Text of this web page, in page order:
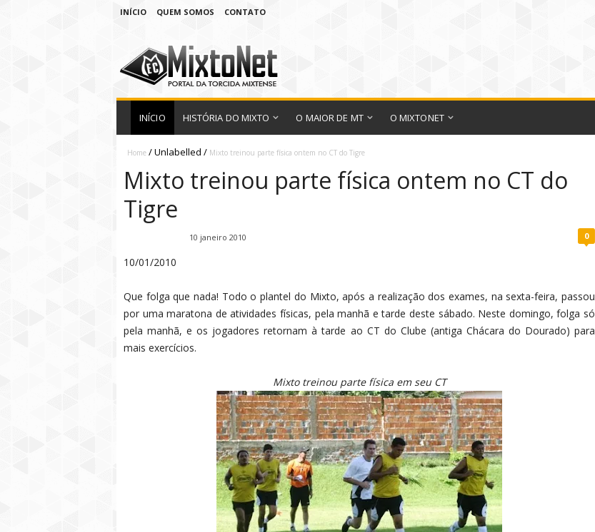
INÍCIO QUEM SOMOS CONTATO
INÍCIO HISTÓRIA DO MIXTO O MAIOR DE MT O MIXTONET
Home /Unlabelled / Mixto treinou parte física ontem no CT do Tigre
Mixto treinou parte física ontem no CT do
Tigre
10 janeiro 2010 0
10/01/2010
Que folga que nada! Todo o plantel do Mixto, após a realização dos exames, na sexta-feira, passou
por uma maratona de atividades físicas, pela manhã e tarde deste sábado. Neste domingo, folga só
pela manhã, e os jogadores retornam à tarde ao CT do Clube (antiga Chácara do Dourado) para
mais exercícios.
Mixto treinou parte física em seu CT